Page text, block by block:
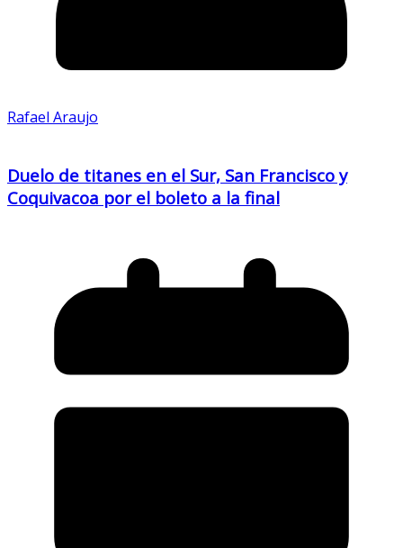
Rafael Araujo
Duelo de titanes en el Sur, San Francisco y
Coquivacoa por el boleto a la final